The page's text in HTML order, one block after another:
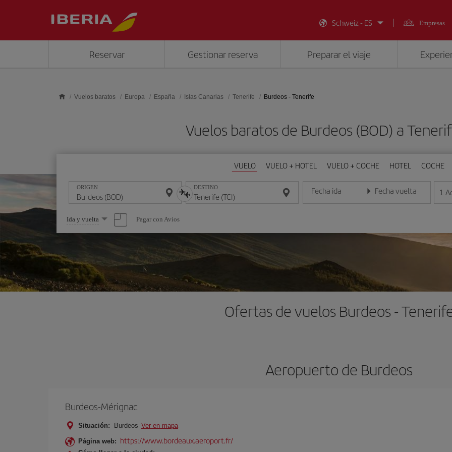
Schweiz - ES
Empresas
Reservar Gestionar reserva Preparar el viaje
Vuelos baratos Europa España Islas Canarias Tenerife Burdeos - Tenerife
Vuelos baratos de Burdeos (BOD) a
VUELO VUELO + HOTEL VUELO + COCHE HOTEL COCHE
ORIGEN DESTINO Fecha ida
Introduce la fecha en formato día/mes/año
Fecha vuelta
Introduce la fecha en 1
Seleccione
una
opción
Ida y vuelta Pagar con Avios
Ofertas de vuelos Burdeos -
Aeropuerto de Burdeos
Burdeos-Mérignac
Situación: Burdeos Ver en mapa
Página web: https://www.bordeaux.aeroport.fr/